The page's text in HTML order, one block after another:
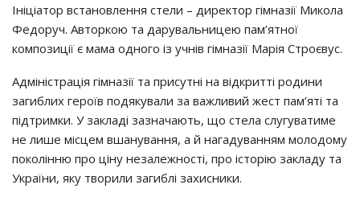
Ініціатор встановлення стели – директор гімназії Микола
Федоруч. Авторкою та дарувальницею пам’ятної
композиції є мама одного із учнів гімназії Марія Строєвус.
Адміністрація гімназії та присутні на відкритті родини
загиблих героїв подякували за важливий жест пам’яті та
підтримки. У закладі зазначають, що стела слугуватиме
не лише місцем вшанування, а й нагадуванням молодому
поколінню про ціну незалежності, про історію закладу та
України, яку творили загиблі захисники.